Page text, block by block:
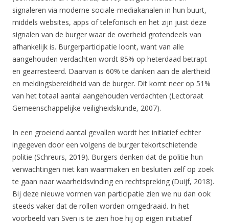
signaleren via moderne sociale-mediakanalen in hun buurt,
middels websites, apps of telefonisch en het zijn juist deze
signalen van de burger waar de overheid grotendeels van
afhankelijk is. Burgerparticipatie loont, want van alle
aangehouden verdachten wordt 85% op heterdaad betrapt
en gearresteerd. Daarvan is 60% te danken aan de alertheid
en meldingsbereidheid van de burger. Dit komt neer op 51%
van het totaal aantal aangehouden verdachten (Lectoraat
Gemeenschappelijke veiligheidskunde, 2007).
In een groeiend aantal gevallen wordt het initiatief echter
ingegeven door een volgens de burger tekortschietende
politie (Schreurs, 2019). Burgers denken dat de politie hun
verwachtingen niet kan waarmaken en besluiten zelf op zoek
te gaan naar waarheidsvinding en rechtspreking (Duijf, 2018).
Bij deze nieuwe vormen van participatie zien we nu dan ook
steeds vaker dat de rollen worden omgedraaid. In het
voorbeeld van Sven is te zien hoe hij op eigen initiatief